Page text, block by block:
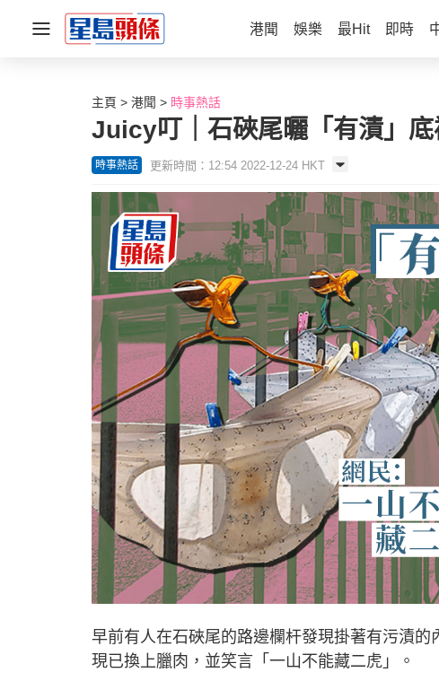
港聞 娛樂 最Hit 即時
主頁 港聞 時事熱話
Juicy叮｜石硤尾曬「有漬」底
時事熱話 更新時間：12:54 2022-12-24 HKT
早前有人在石硤尾的路邊欄杆發現掛著有污漬
現已換上臘肉，並笑言「一山不能藏二虎」。